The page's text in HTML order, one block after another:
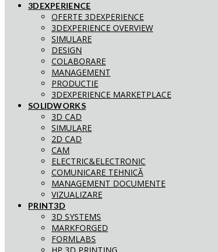
3DEXPERIENCE
OFERTE 3DEXPERIENCE
3DEXPERIENCE OVERVIEW
SIMULARE
DESIGN
COLABORARE
MANAGEMENT
PRODUCTIE
3DEXPERIENCE MARKETPLACE
SOLIDWORKS
3D CAD
SIMULARE
2D CAD
CAM
ELECTRIC&ELECTRONIC
COMUNICARE TEHNICĂ
MANAGEMENT DOCUMENTE
VIZUALIZARE
PRINT3D
3D SYSTEMS
MARKFORGED
FORMLABS